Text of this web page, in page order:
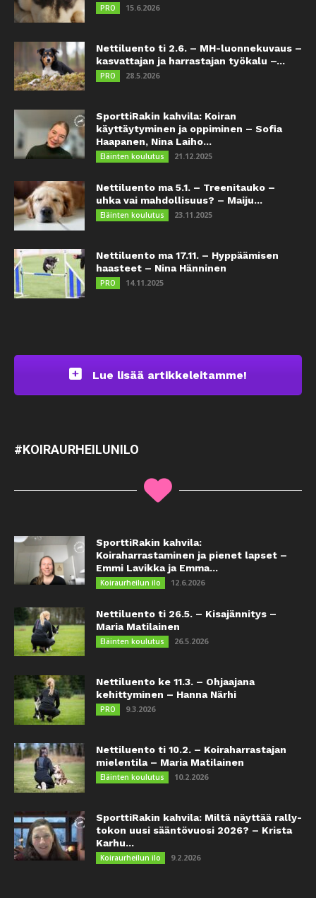
PRO 15.6.2026
Nettiluento ti 2.6. – MH-luonnekuvaus –
kasvattajan ja harrastajan työkalu –...
PRO 28.5.2026
SporttiRakin kahvila: Koiran
käyttäytyminen ja oppiminen – Sofia
Haapanen, Nina Laiho...
Eläinten koulutus 21.12.2025
Nettiluento ma 5.1. – Treenitauko –
uhka vai mahdollisuus? – Maiju...
Eläinten koulutus 23.11.2025
Nettiluento ma 17.11. – Hyppäämisen
haasteet – Nina Hänninen
PRO 14.11.2025
Lue lisää artikkeleitamme!
#KOIRAURHEILUNILO
SporttiRakin kahvila:
Koiraharrastaminen ja pienet lapset –
Emmi Lavikka ja Emma...
Koiraurheilun ilo 12.6.2026
Nettiluento ti 26.5. – Kisajännitys –
Maria Matilainen
Eläinten koulutus 26.5.2026
Nettiluento ke 11.3. – Ohjaajana
kehittyminen – Hanna Närhi
PRO 9.3.2026
Nettiluento ti 10.2. – Koiraharrastajan
mielentila – Maria Matilainen
Eläinten koulutus 10.2.2026
SporttiRakin kahvila: Miltä näyttää rally-
tokon uusi sääntövuosi 2026? – Krista
Karhu...
Koiraurheilun ilo 9.2.2026